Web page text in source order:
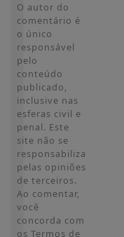
O autor do
comentário é
o único
responsável
pelo
conteúdo
publicado,
inclusive nas
esferas civil e
penal. Este
site não se
responsabiliza
pelas opiniões
de terceiros.
Ao comentar,
você
concorda com
os Termos de